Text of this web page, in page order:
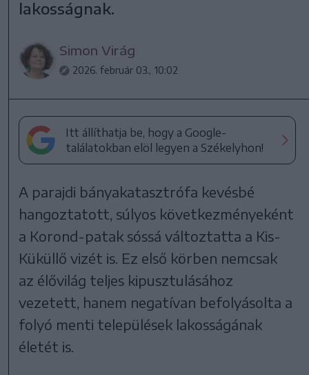
lakosságnak.
Simon Virág
2026. február 03., 10:02
Itt állíthatja be, hogy a Google-
találatokban elöl legyen a Székelyhon!
A parajdi bányakatasztrófa kevésbé
hangoztatott, súlyos következményeként
a Korond-patak sóssá változtatta a Kis-
Küküllő vizét is. Ez első körben nemcsak
az élővilág teljes kipusztulásához
vezetett, hanem negatívan befolyásolta a
folyó menti települések lakosságának
életét is.